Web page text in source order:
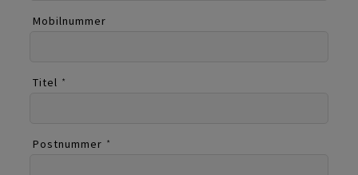
Mobilnummer
Titel *
Postnummer *